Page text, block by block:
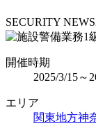
SECURITY NEWS
開催時期
2025/3/15～
エリア
関東地方神